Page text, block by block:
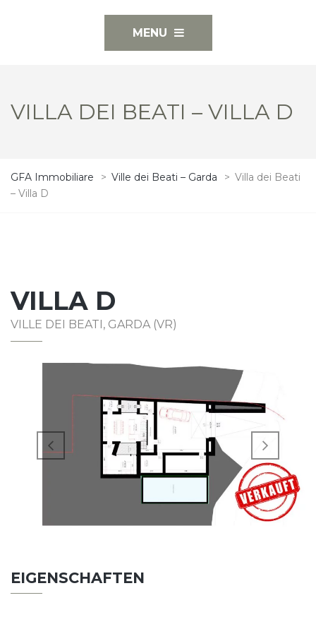
MENU
VILLA DEI BEATI – VILLA D
GFA Immobiliare > Ville dei Beati – Garda > Villa dei Beati
– Villa D
VILLA D
VILLE DEI BEATI, GARDA (VR)
EIGENSCHAFTEN